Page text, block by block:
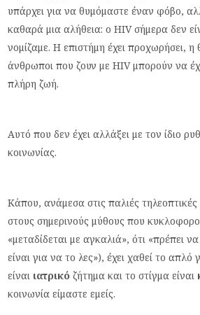
υπάρχει για να θυμόμαστε έναν φόβο,
καθαρά μια αλήθεια: ο HIV σήμερα δεν
νομίζαμε. Η επιστήμη έχει προχωρήσει, η
άνθρωποι που ζουν με HIV μπορούν να
πλήρη ζωή.
Αυτό που δεν έχει αλλάξει με τον ίδιο
κοινωνίας.
Κάπου, ανάμεσα στις παλιές τηλεοπτικές
στους σημερινούς μύθους που
«μεταδίδεται με αγκαλιά», ότι «πρέπει
είναι για να το λες»), έχει χαθεί το απλό
είναι ιατρικό ζήτημα και το στίγμα είναι
κοινωνία είμαστε εμείς.